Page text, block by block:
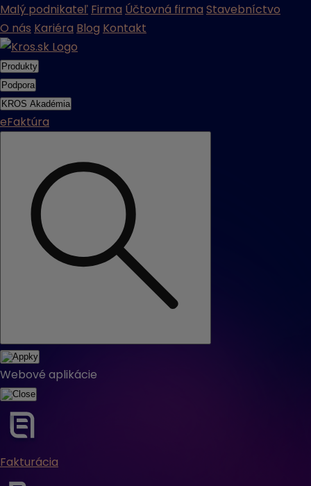
Malý podnikateľ Firma Účtovná firma Stavebníctvo
O nás Kariéra Blog Kontakt
Produkty
Podpora
KROS Akadémia
eFaktúra
Webové aplikácie
Fakturácia